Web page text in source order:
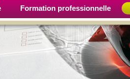
Formation professionnelle